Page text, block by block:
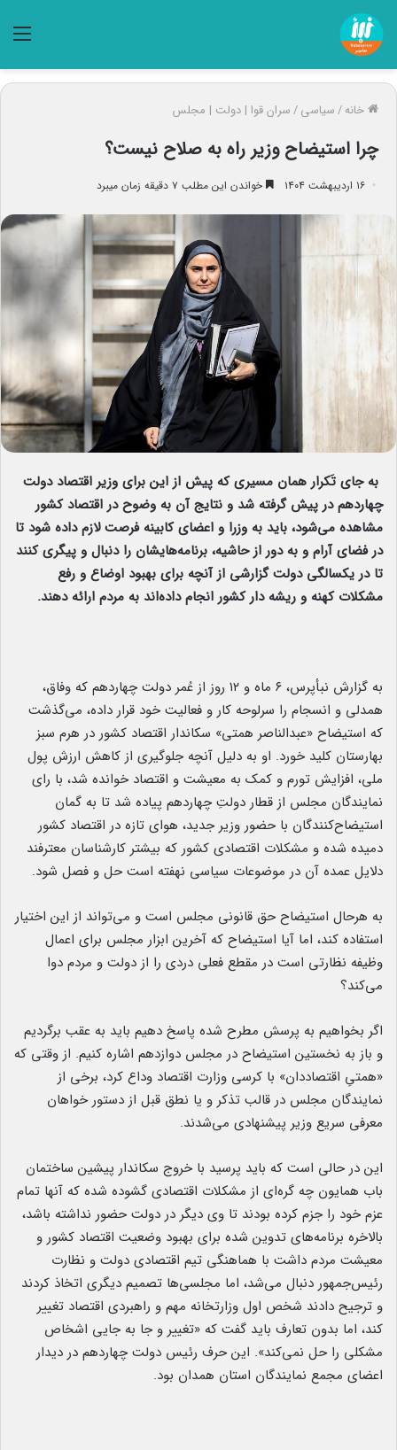
خانه/سیاسی/سران قوا | دولت | مجلس
چرا استیضاح وزیر راه به صلاح نیست؟
۱۶ اردیبهشت ۱۴۰۴ خواندن این مطلب ۷ دقیقه زمان میبرد
به جای تَکرار همان مسیری که پیش از این برای وزیر اقتصاد دولت
چهاردهم در پیش گرفته شد و نتایج آن به وضوح در اقتصاد کشور
مشاهده می‌شود، باید به وزرا و اعضای کابینه فرصت لازم داده شود تا
در فضای آرام و به دور از حاشیه، برنامه‌هایشان را دنبال و پیگری کنند
تا در یکسالگی دولت گزارشی از آنچه برای بهبود اوضاع و رفع
مشکلات کهنه و ریشه دار کشور انجام داده‌اند به مردم ارائه دهند.
به گزارش نبأپرس،
۶ ماه و ۱۲ روز از عُمر دولت چهاردهم که وفاق،
همدلی و انسجام را سرلوحه کار و فعالیت خود قرار داده، می‌گذشت
که استیضاح «عبدالناصر همتی» سکاندار اقتصاد کشور در هرم سبز
بهارستان کلید خورد. او به دلیل آنچه جلوگیری از کاهش ارزش پول
ملی، افزایش تورم و کمک به معیشت و اقتصاد خوانده شد، با رای
نمایندگان مجلس از قطار دولتِ چهاردهم پیاده شد تا به گمان
استیضاح‌کنندگان با حضور وزیر جدید، هوای تازه در اقتصاد کشور
دمیده شده و مشکلات اقتصادی کشور که بیشتر کارشناسان معترفند
دلایل عمده آن در موضوعات سیاسی نهفته است حل و فصل شود.
به هرحال استیضاح حق قانونی مجلس است و می‌تواند از این اختیار
استفاده کند، اما آیا استیضاح که آخرین ابزار مجلس برای اعمال
وظیفه نظارتی است در مقطع فعلی دردی را از دولت و مردم دوا
می‌کند؟
اگر بخواهیم به پرسش مطرح شده پاسخ دهیم باید به عقب برگردیم
و باز به نخستین استیضاح در مجلس دوازدهم اشاره کنیم. از وقتی که
«همتیِ اقتصاددان» با کرسی وزارت اقتصاد وداع کرد، برخی از
نمایندگان مجلس در قالب تذکر و یا نطق قبل از دستور خواهان
معرفی سریع وزیر پیشنهادی می‌شدند.
این در حالی است که باید پرسید با خروج سکاندار پیشین ساختمان
باب همایون چه گره‌ای از مشکلات اقتصادی گشوده شده که آنها تمام
عزم خود را جزم کرده بودند تا وی دیگر در دولت حضور نداشته باشد،
بالاخره برنامه‌های تدوین شده برای بهبود وضعیت اقتصاد کشور و
معیشت مردم داشت با هماهنگی تیم اقتصادی دولت و نظارت
رئیس‌جمهور دنبال می‌شد، اما مجلسی‌ها تصمیم دیگری اتخاذ کردند
و ترجیح دادند شخص اول وزارتخانه مهم و راهبردی اقتصاد تغییر
کند، اما بدون تعارف باید گفت که «تغییر و جا به جایی اشخاص
مشکلی را حل نمی‌کند». این حرف رئیس دولت چهاردهم در دیدار
اعضای مجمع نمایندگان استان همدان بود.